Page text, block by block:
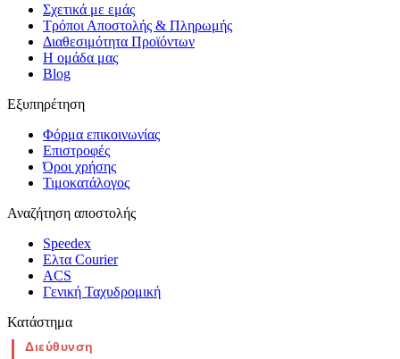
Σχετικά με εμάς
Τρόποι Αποστολής & Πληρωμής
Διαθεσιμότητα Προϊόντων
Η ομάδα μας
Blog
Εξυπηρέτηση
Φόρμα επικοινωνίας
Επιστροφές
Όροι χρήσης
Τιμοκατάλογος
Αναζήτηση αποστολής
Speedex
Ελτα Courier
ACS
Γενική Ταχυδρομική
Κατάστημα
Διεύθυνση